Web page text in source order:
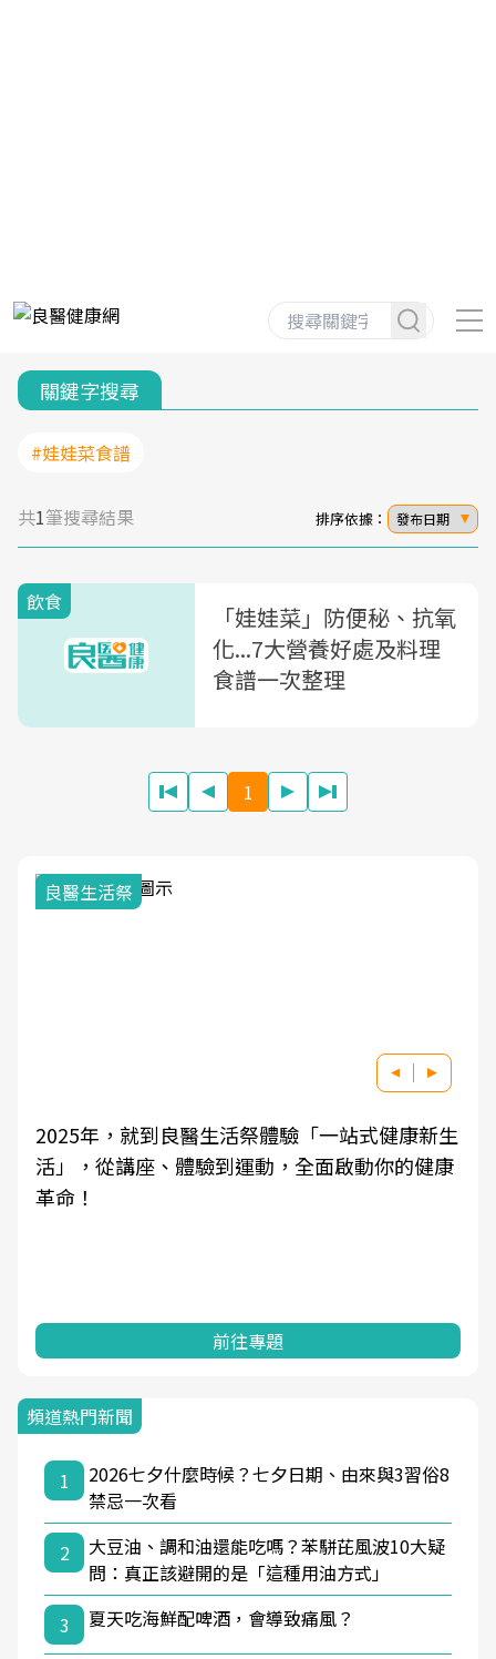
關鍵字搜尋
#娃娃菜食譜
共1筆搜尋結果 排序依據： 發布日期
飲食
「娃娃菜」防便秘、抗氧
化...7大營養好處及料理
食譜一次整理
1
良醫生活祭
2025年，就到良醫生活祭體驗「一站式健康新生
活」，從講座、體驗到運動，全面啟動你的健康
革命！
前往專題
頻道熱門新聞
1
2026七夕什麼時候？七夕日期、由來與3習俗8
禁忌一次看
2
大豆油、調和油還能吃嗎？苯駢芘風波10大疑
問：真正該避開的是「這種用油方式」
3
夏天吃海鮮配啤酒，會導致痛風？